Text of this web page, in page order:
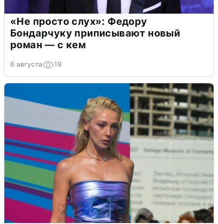
«Не просто слух»: Федору
Бондарчуку приписывают новый
роман — с кем
6 августа 19